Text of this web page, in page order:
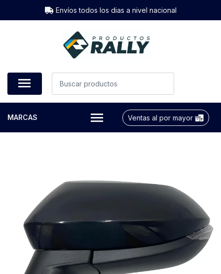
Envíos todos los dias a nivel nacional
MARCAS Ventas al por mayor